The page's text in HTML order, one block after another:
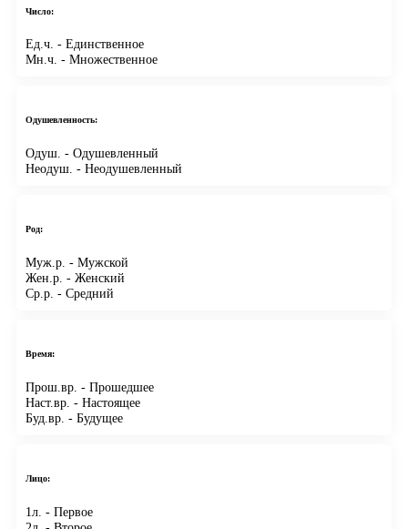
Число:
Ед.ч. - Единственное
Мн.ч. - Множественное
Одушевленность:
Одуш. - Одушевленный
Неодуш. - Неодушевленный
Род:
Муж.р. - Мужской
Жен.р. - Женский
Ср.р. - Средний
Время:
Прош.вр. - Прошедшее
Наст.вр. - Настоящее
Буд.вр. - Будущее
Лицо:
1л. - Первое